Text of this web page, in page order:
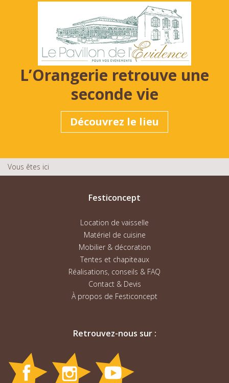
L’Orangerie retrouve une
seconde vie
Découvrez le lieu
Vous êtes ici
Festiconcept
Location de vaisselle
Matériel de cuisine
Mobilier & décoration
Tentes et chapiteaux
Réalisations, conseils & FAQ
Contact & Devis
À propos de Festiconcept
Retrouvez-nous sur :